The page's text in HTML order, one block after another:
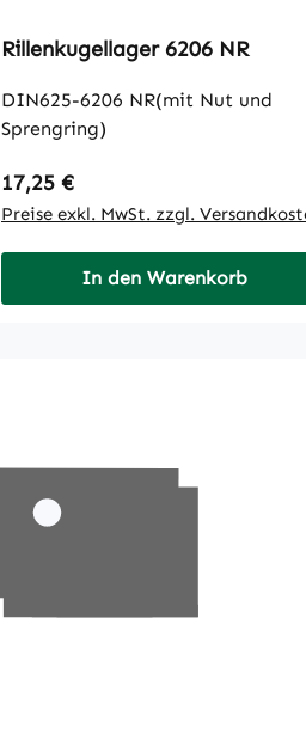
Rillenkugellager 6206 NR
DIN625-6206 NR(mit Nut und
Sprengring)
Regulärer Preis:
17,25 €
Preise exkl. MwSt. zzgl.
In den Warenkorb